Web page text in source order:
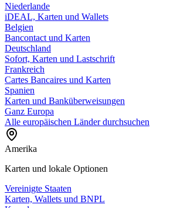
Niederlande
iDEAL, Karten und Wallets
Belgien
Bancontact und Karten
Deutschland
Sofort, Karten und Lastschrift
Frankreich
Cartes Bancaires und Karten
Spanien
Karten und Banküberweisungen
Ganz Europa
Alle europäischen Länder durchsuchen
Amerika
Karten und lokale Optionen
Vereinigte Staaten
Karten, Wallets und BNPL